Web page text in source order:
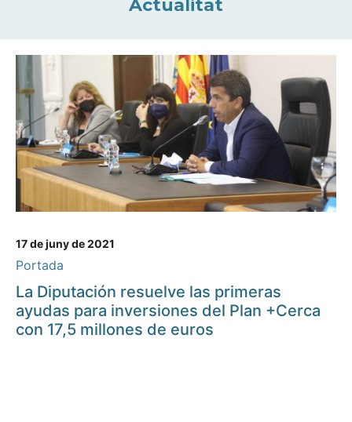
Actualitat
17 de juny de 2021
Portada
La Diputación resuelve las primeras
ayudas para inversiones del Plan +Cerca
con 17,5 millones de euros